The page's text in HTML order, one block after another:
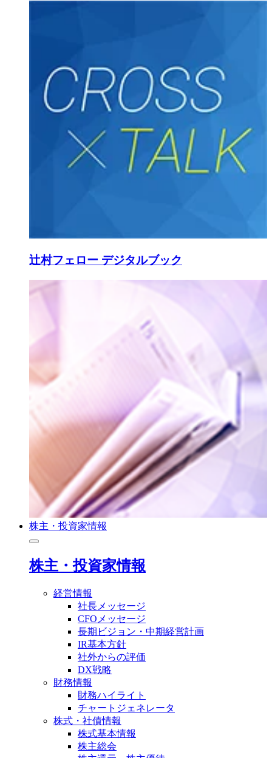
辻村フェロー デジタルブック
株主・投資家情報
株主・投資家情報
経営情報
社長メッセージ
CFOメッセージ
長期ビジョン・中期経営計画
IR基本方針
社外からの評価
DX戦略
財務情報
財務ハイライト
チャートジェネレータ
株式・社債情報
株式基本情報
株主総会